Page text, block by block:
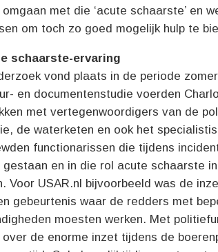
omgaan met die ‘acute schaarste’ en
om toch zo goed mogelijk hulp te
schaarste-ervaring
vond plaats in de periode
en documentenstudie voerden
met vertegenwoordigers van de
de waterketen en ook het
functionarissen die tijdens
gestaan en in die rol acute schaarste
Voor USAR.nl bijvoorbeeld was de
gebeurtenis waar de redders met
moesten werken. Met
over de enorme inzet tijdens de